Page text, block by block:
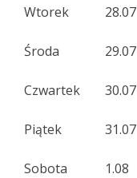
Wtorek 28.07
Środa 29.07
Czwartek 30.07
Piątek 31.07
Sobota 1.08